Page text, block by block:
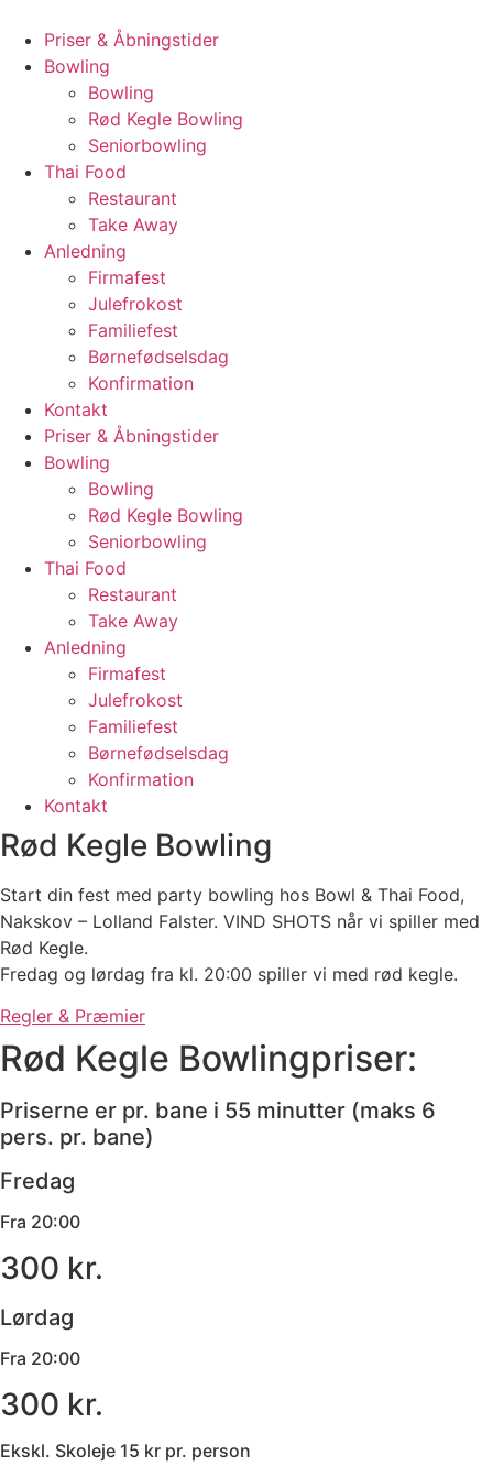
indhold
Priser & Åbningstider
Bowling
Bowling
Rød Kegle Bowling
Seniorbowling
Thai Food
Restaurant
Take Away
Anledning
Firmafest
Julefrokost
Familiefest
Børnefødselsdag
Konfirmation
Kontakt
Priser & Åbningstider
Bowling
Bowling
Rød Kegle Bowling
Seniorbowling
Thai Food
Restaurant
Take Away
Anledning
Firmafest
Julefrokost
Familiefest
Børnefødselsdag
Konfirmation
Kontakt
Rød Kegle Bowling
Start din fest med party bowling hos Bowl & Thai Food,
Nakskov – Lolland Falster. VIND SHOTS når vi spiller med
Rød Kegle.
Fredag og lørdag fra kl. 20:00 spiller vi med rød kegle.
Regler & Præmier
Rød Kegle Bowlingpriser:
Priserne er pr. bane i 55 minutter (maks 6
pers. pr. bane)
Fredag
Fra 20:00
300 kr.
Lørdag
Fra 20:00
300 kr.
Ekskl. Skoleje 15 kr pr. person